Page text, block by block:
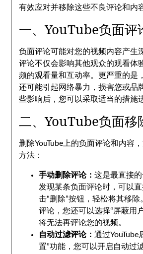
有效应对并移除这些不良评论和内
一、YouTube负面评
负面评论可能对您的视频内容产生
评论不仅会影响其他观众的观看体
频的观看量和互动率。更严重的是
还可能引起网络暴力，损害您或品
些影响后，您可以采取适当的措施
二、YouTube负面移
删除YouTube上的负面评论和内容
方法：
手动删除评论：这是最直接
发现某条负面评论时，可以
击“删除”按钮，轻松将其移
评论，您还可以选择“屏蔽用
将无法再评论您的视频。
自动过滤评论：通过YouTube
置”功能，您可以开启自动过